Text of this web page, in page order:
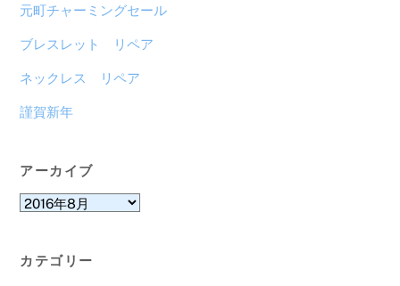
元町チャーミングセール
ブレスレット リペア
ネックレス リペア
謹賀新年
アーカイブ
ア
イ
カテゴリー